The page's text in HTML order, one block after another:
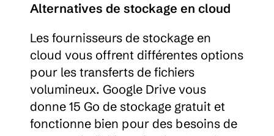
Alternatives de stockage en cloud
Les fournisseurs de stockage en
cloud vous offrent différentes options
pour les transferts de fichiers
volumineux. Google Drive vous
donne 15 Go de stockage gratuit et
fonctionne bien pour des besoins de